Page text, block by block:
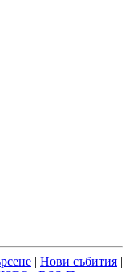
| Нови събития |